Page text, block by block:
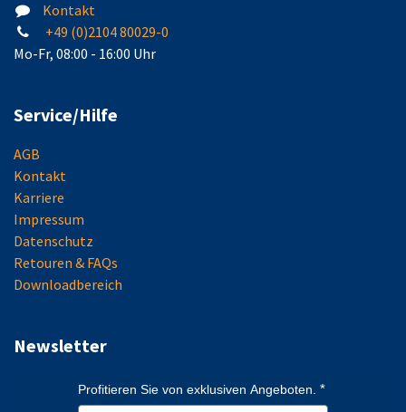
Kontakt
+49 (0)2104 80029-0
Mo-Fr, 08:00 - 16:00 Uhr
Service/Hilfe
AGB
Kontakt
Karriere
Impressum
Datenschutz
Retouren & FAQs
Downloadbereich
Newsletter
Profitieren Sie von exklusiven Angeboten.